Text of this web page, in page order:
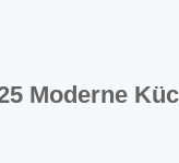
Moderne